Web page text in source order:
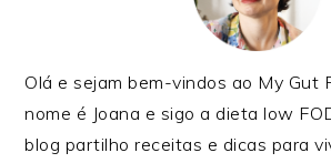
Olá e sejam bem-vindos ao My Gut
nome é Joana e sigo a dieta low
blog partilho receitas e dicas para